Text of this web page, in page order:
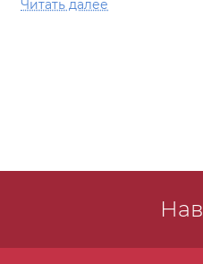
это серьезная
проводником по
информацию о
Читать далее